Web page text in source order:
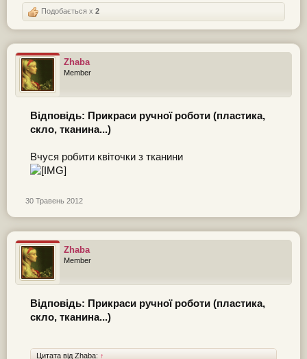
Подобається x 2
Zhaba
Member
Відповідь: Прикраси ручної роботи (пластика,
скло, тканина...)
Вчуся робити квіточки з тканини
30 Травень 2012
Zhaba
Member
Відповідь: Прикраси ручної роботи (пластика,
скло, тканина...)
Цитата від Zhaba: ↑